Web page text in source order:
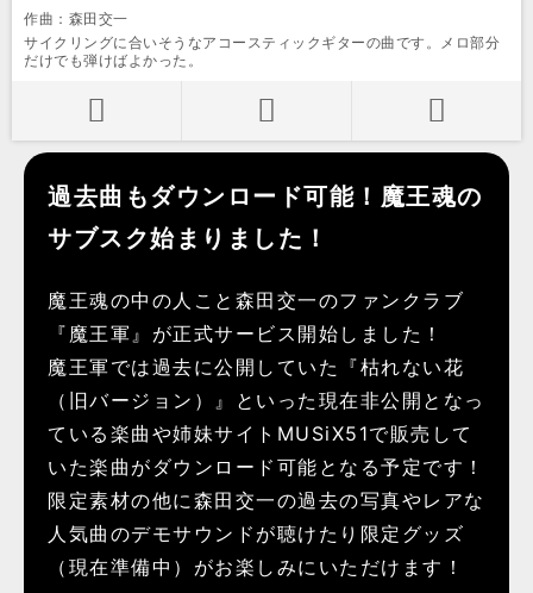
作曲：森田交一
サイクリングに合いそうなアコースティックギターの曲です。メロ部分
だけでも弾けばよかった。
過去曲もダウンロード可能！魔王魂の
サブスク始まりました！
魔王魂の中の人こと森田交一のファンクラブ
『魔王軍』が正式サービス開始しました！
魔王軍では過去に公開していた『枯れない花
（旧バージョン）』といった現在非公開となっ
ている楽曲や姉妹サイトMUSiX51で販売して
いた楽曲がダウンロード可能となる予定です！
限定素材の他に森田交一の過去の写真やレアな
人気曲のデモサウンドが聴けたり限定グッズ
（現在準備中）がお楽しみにいただけます！